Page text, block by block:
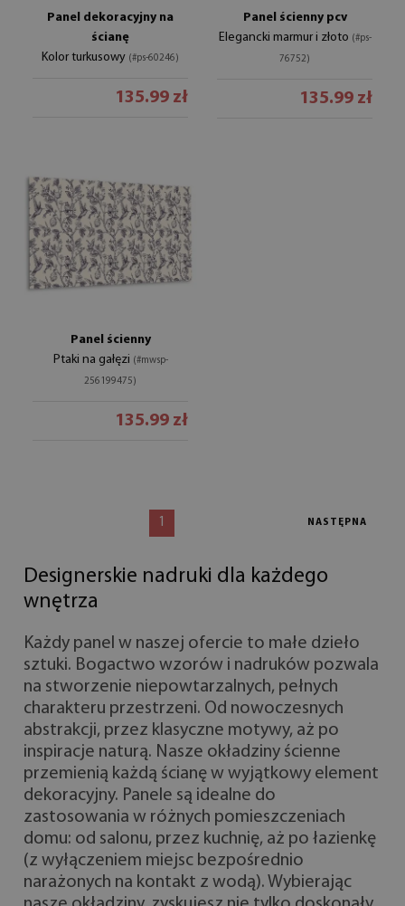
Panel dekoracyjny na
ścianę
Kolor turkusowy (#ps-60246)
135.99 zł
Panel ścienny pcv
Elegancki marmur i złoto (#ps-
76752)
135.99 zł
Panel ścienny
Ptaki na gałęzi (#mwsp-
256199475)
135.99 zł
1 NASTĘPNA
Designerskie nadruki dla każdego
wnętrza
Każdy panel w naszej ofercie to małe dzieło
sztuki. Bogactwo wzorów i nadruków pozwala
na stworzenie niepowtarzalnych, pełnych
charakteru przestrzeni. Od nowoczesnych
abstrakcji, przez klasyczne motywy, aż po
inspiracje naturą. Nasze okładziny ścienne
przemienią każdą ścianę w wyjątkowy element
dekoracyjny. Panele są idealne do
zastosowania w różnych pomieszczeniach
domu: od salonu, przez kuchnię, aż po łazienkę
(z wyłączeniem miejsc bezpośrednio
narażonych na kontakt z wodą). Wybierając